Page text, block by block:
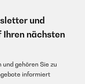
und
Ihren nächsten
gehören Sie zu
informiert